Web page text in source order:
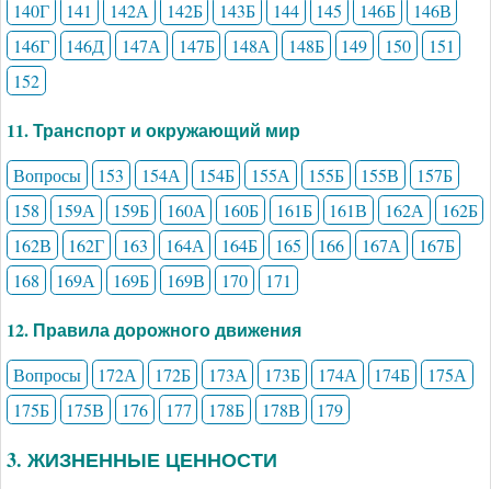
140Г 141 142А 142Б 143Б 144 145 146Б
146В
146Г
146Д 147А 147Б 148А 148Б 149 150
151
152
11. Транспорт и окружающий мир
Вопросы 153 154А 154Б 155А 155Б 155В
157Б
158
159А 159Б 160А 160Б 161Б 161В 162А
162Б
162В
162Г 163 164А 164Б 165 166 167А
167Б
168
169А 169Б 169В 170 171
12. Правила дорожного движения
Вопросы 172А 172Б 173А 173Б 174А 174Б
175А
175Б
175В 176 177 178Б 178В 179
3. ЖИЗНЕННЫЕ ЦЕННОСТИ